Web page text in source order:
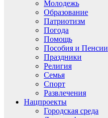
Молодежь
Образование
Патриотизм
Погода
Помощь
Пособия и Пенсии
Праздники
Религия
Семья
Спорт
Развлечения
Нацпроекты
Городская среда